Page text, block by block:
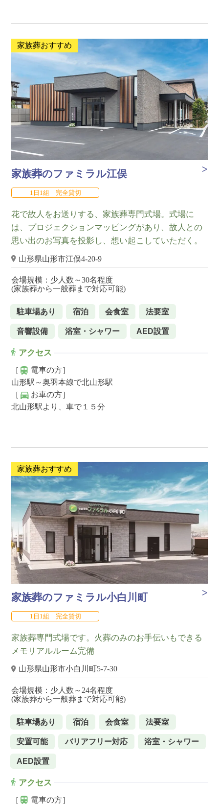
家族葬おすすめ
家族葬のファミラル江俣
1日1組 完全貸切
花で故人をお送りする、家族葬専門式場。式場に
は、プロジェクションマッピングがあり、故人との
思い出のお写真を投影し、想い起こしていただく。
山形県山形市江俣4-20-9
会場規模：少人数～30名程度
(家族葬から一般葬まで対応可能)
駐車場あり 宿泊 会食室 法要室
音響設備 浴室・シャワー AED設置
アクセス
［
電車の方］
山形駅～奥羽本線で北山形駅
［
お車の方］
北山形駅より、車で１５分
家族葬おすすめ
家族葬のファミラル小白川町
1日1組 完全貸切
家族葬専門式場です。火葬のみのお手伝いもできる
メモリアルルーム完備
山形県山形市小白川町5-7-30
会場規模：少人数～24名程度
(家族葬から一般葬まで対応可能)
駐車場あり 宿泊 会食室 法要室
安置可能 バリアフリー対応 浴室・シャワー
AED設置
アクセス
［
電車の方］